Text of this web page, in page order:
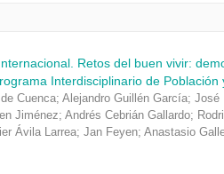
Retos del buen vivir:
Interdisciplinario de
Cuenca; Alejandro Guillén García; José
Jiménez; Andrés Cebrián Gallardo;
Ávila Larrea; Jan Feyen; Anastasio